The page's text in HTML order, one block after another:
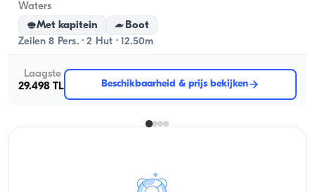
Waters
Met kapitein
Boot
Zeilen 8 Pers. · 2 Hut · 12.50m
Laagste
29.498 TL
Beschikbaarheid & prijs bekijken